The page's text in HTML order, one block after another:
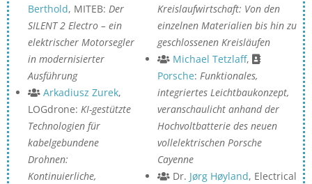
Berthold, MITEB: Der
SILENT 2 Electro – ein
elektrischer Motorsegler
in modernisierter
Ausführung
Arkadiusz Zurek,
LOGdrone: KI-gestützte
Technologien für
kabelgebundene
Drohnen:
Kontinuierliche,
Kreislaufwirtschaft: Von den
einzelnen Materialien bis hin zu
geschlossenen Kreisläufen
Michael Tetzlaff,
Porsche: Funktionales,
integriertes Leichtbaukonzept,
veranschaulicht anhand der
Hochvoltbatterie des neuen
vollelektrischen Porsche
Cayenne
Dr. Jørg Høyland, Electrical